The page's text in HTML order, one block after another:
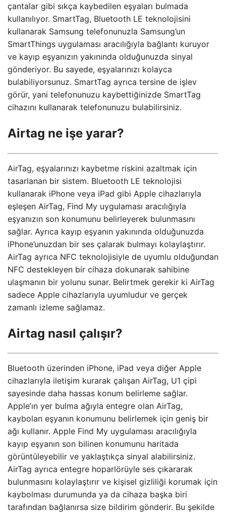
çantalar gibi sıkça kaybedilen eşyaları bulmada
kullanılıyor. SmartTag, Bluetooth LE teknolojisini
kullanarak Samsung telefonunuzla Samsung’un
SmartThings uygulaması aracılığıyla bağlantı kuruyor
ve kayıp eşyanızın yakınında olduğunuzda sinyal
gönderiyor. Bu sayede, eşyalarınızı kolayca
bulabiliyorsunuz. SmartTag ayrıca tersine de işlev
görür, yani telefonunuzu kaybettiğinizde SmartTag
cihazını kullanarak telefonunuzu bulabilirsiniz.
Airtag ne işe yarar?
AirTag, eşyalarınızı kaybetme riskini azaltmak için
tasarlanan bir sistem. Bluetooth LE teknolojisi
kullanarak iPhone veya iPad gibi Apple cihazlarıyla
eşleşen AirTag, Find My uygulaması aracılığıyla
eşyanızın son konumunu belirleyerek bulunmasını
sağlar. Ayrıca kayıp eşyanın yakınında olduğunuzda
iPhone’unuzdan bir ses çalarak bulmayı kolaylaştırır.
AirTag ayrıca NFC teknolojisiyle de uyumlu olduğundan
NFC destekleyen bir cihaza dokunarak sahibine
ulaşmanın bir yolunu sunar. Belirtmek gerekir ki AirTag
sadece Apple cihazlarıyla uyumludur ve gerçek
zamanlı izleme sağlamaz.
Airtag nasıl çalışır?
Bluetooth üzerinden iPhone, iPad veya diğer Apple
cihazlarıyla iletişim kurarak çalışan AirTag, U1 çipi
sayesinde daha hassas konum belirleme sağlar.
Apple’ın yer bulma ağıyla entegre olan AirTag,
kaybolan eşyanın konumunu belirlemek için geniş bir
ağı kullanır. Apple Find My uygulaması aracılığıyla
kayıp eşyanın son bilinen konumunu haritada
görüntüleyebilir ve yaklaştıkça sinyal alabilirsiniz.
AirTag ayrıca entegre hoparlörüyle ses çıkararak
bulunmasını kolaylaştırır ve kişisel gizliliği korumak için
kaybolması durumunda ya da cihaza başka biri
tarafından bağlanırsa size bildirim gönderir. Bu şekilde